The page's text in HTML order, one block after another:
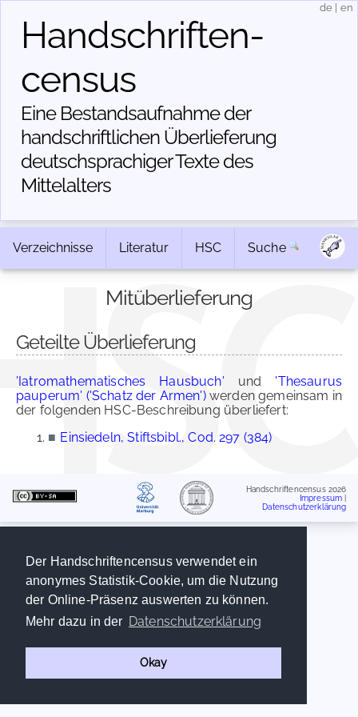
Der Handschriftencensus verwendet ein
anonymes Statistik-Cookie, um die Nutzung
der Online-Präsenz auswerten zu können.
Mehr dazu in der Datenschutzerklärung
Okay
Handschriften­
census
Eine Bestandsaufnahme der
handschriftlichen Über­lieferung
deutschsprachiger Texte des
Mittelalters
de en
Verzeichnisse Literatur HSC Suche
Mitüberlieferung
Geteilte Überlieferung
'Iatromathematisches Hausbuch' und 'Thesaurus
pauperum' ('Schatz der Armen')werden gemeinsam in
der folgenden HSC-Beschreibung überliefert:
■ Einsiedeln, Stiftsbibl., Cod. 297 (384)
Handschriftencensus 2026
Impressum
Datenschutzerklärung